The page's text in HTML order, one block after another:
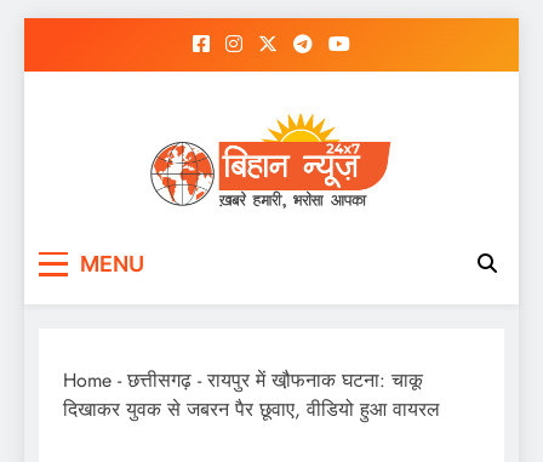
MENU
Home -छत्तीसगढ़ -रायपुर में खौ़फनाक घटना: चाकू
दिखाकर युवक से जबरन पैर छूवाए, वीडियो हुआ वायरल